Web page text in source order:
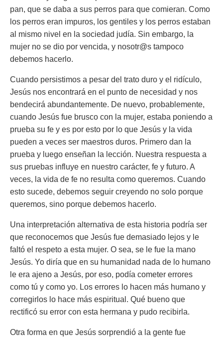
pan, que se daba a sus perros para que comieran. Como
los perros eran impuros, los gentiles y los perros estaban
al mismo nivel en la sociedad judía. Sin embargo, la
mujer no se dio por vencida, y nosotr@s tampoco
debemos hacerlo.
Cuando persistimos a pesar del trato duro y el ridículo,
Jesús nos encontrará en el punto de necesidad y nos
bendecirá abundantemente. De nuevo, probablemente,
cuando Jesús fue brusco con la mujer, estaba poniendo a
prueba su fe y es por esto por lo que Jesús y la vida
pueden a veces ser maestros duros. Primero dan la
prueba y luego enseñan la lección. Nuestra respuesta a
sus pruebas influye en nuestro carácter, fe y futuro. A
veces, la vida de fe no resulta como queremos. Cuando
esto sucede, debemos seguir creyendo no solo porque
queremos, sino porque debemos hacerlo.
Una interpretación alternativa de esta historia podría ser
que reconocemos que Jesús fue demasiado lejos y le
faltó el respeto a esta mujer. O sea, se le fue la mano
Jesús. Yo diría que en su humanidad nada de lo humano
le era ajeno a Jesús, por eso, podía cometer errores
como tú y como yo. Los errores lo hacen más humano y
corregirlos lo hace más espiritual. Qué bueno que
rectificó su error con esta hermana y pudo recibirla.
Otra forma en que Jesús sorprendió a la gente fue